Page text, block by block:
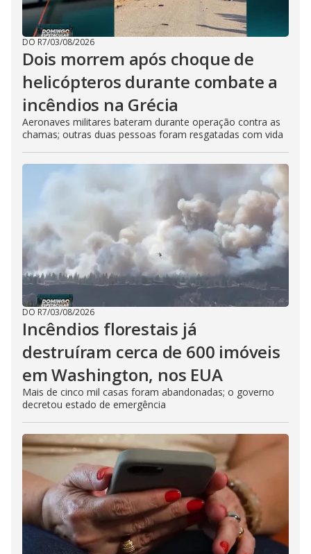
DO R7/03/08/2026
Dois morrem após choque de
helicópteros durante combate a
incêndios na Grécia
Aeronaves militares bateram durante operação contra as
chamas; outras duas pessoas foram resgatadas com vida
DO R7/03/08/2026
Incêndios florestais já
destruíram cerca de 600 imóveis
em Washington, nos EUA
Mais de cinco mil casas foram abandonadas; o governo
decretou estado de emergência